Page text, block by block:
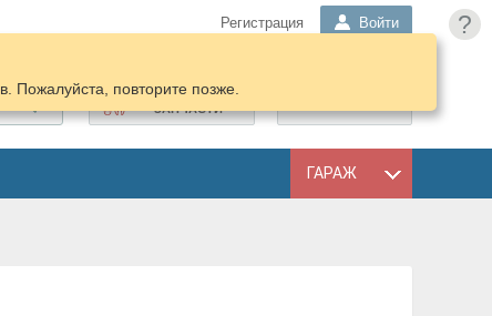
?
Регистрация Войти
ПОДОБРАТЬ
ЗАПЧАСТИ
ГАРАЖ
Пожалуйста, повторите позже.